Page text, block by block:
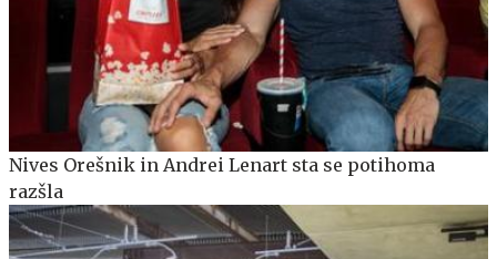
Nives Orešnik in Andrei Lenart sta se potihoma
razšla